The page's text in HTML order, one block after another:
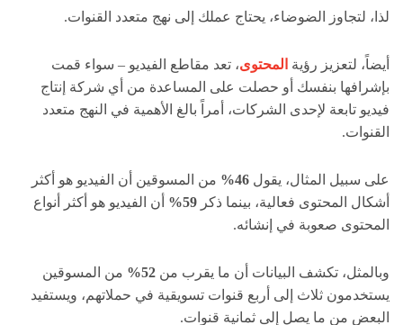
لذا، لتجاوز الضوضاء، يحتاج عملك إلى نهج متعدد القنوات.
أيضاً، لتعزيز رؤية المحتوى، تعد مقاطع الفيديو – سواء قمت
بإشرافها بنفسك أو حصلت على المساعدة من أي شركة إنتاج
فيديو تابعة لإحدى الشركات، أمراً بالغ الأهمية في النهج متعدد
القنوات.
على سبيل المثال، يقول 46%
من المسوقين أن الفيديو هو أكثر
أشكال المحتوى فعالية، بينما ذكر 59%
أن الفيديو هو أكثر أنواع
المحتوى صعوبة في إنشائه.
وبالمثل، تكشف البيانات أن ما يقرب من 52%
من المسوقين
يستخدمون ثلاث إلى أربع قنوات تسويقية في حملاتهم، ويستفيد
البعض من ما يصل إلى ثمانية قنوات.